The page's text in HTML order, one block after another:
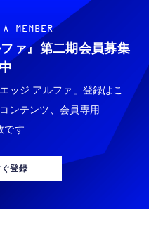
A MEMBER
ァ』 第二期会員募集
ッジ アルファ」登録はこ
ンテンツ、会員専用
です
登録